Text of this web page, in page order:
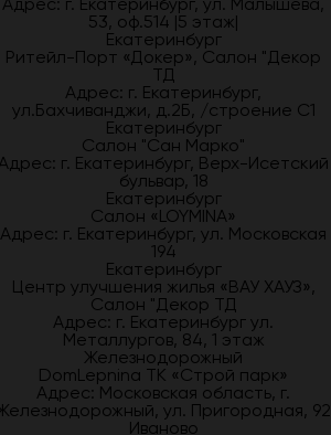
53, оф.514 |5 этаж|
Екатеринбург
Ритейл-Порт «Докер», Салон "Декор
ТД
Адрес: г. Екатеринбург,
ул.Бахчиванджи, д.2Б, /строение С1
Екатеринбург
Салон "Сан Марко"
г. Екатеринбург, Верх-Исетский
бульвар, 18
Екатеринбург
Салон «LOYMINA»
Адрес: г. Екатеринбург, ул. Московская
194
Екатеринбург
Центр улучшения жилья «ВАУ ХАУЗ»,
Салон "Декор ТД
Адрес: г. Екатеринбург ул.
Металлургов, 84, 1 этаж
Железнодорожный
DomLepnina ТК «Строй парк»
Адрес: Московская область, г.
ул. Пригородная, 92
Иваново